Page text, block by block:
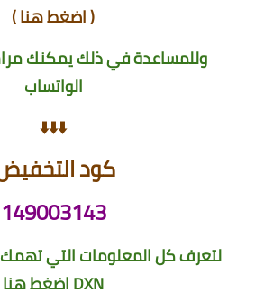
(اضغط هنا)
وللمساعدة في ذلك يمكنك
الواتساب
⬇️⬇️⬇️
كود
149003143
لتعرف كل المعلومات التي
DXNاضغط هنا